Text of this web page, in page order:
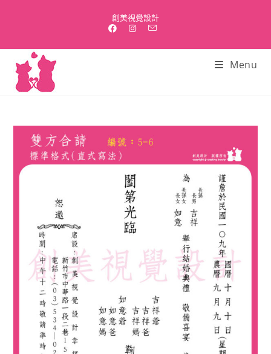
創美視覺設計
Menu